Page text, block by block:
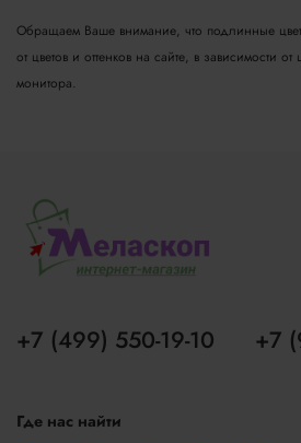
Обращаем Ваше внимание, что подлинные
от цветов и оттенков на сайте, в зависимости
монитора.
+7 (499) 550-19-10 +7
Где нас найти